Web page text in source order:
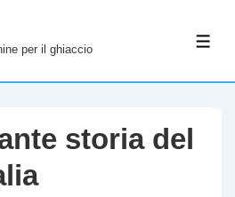
per il ghiaccio
storia del